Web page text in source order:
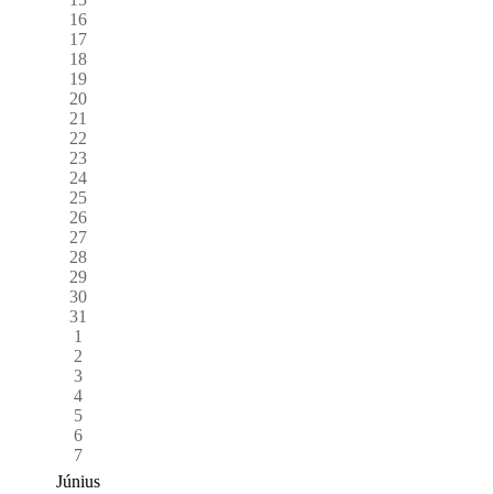
16
17
18
19
20
21
22
23
24
25
26
27
28
29
30
31
1
2
3
4
5
6
7
Június